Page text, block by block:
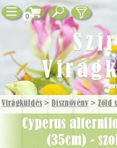
0
Virágküldés > Dísznövény >Zöld
Cyperus
(35cm) -